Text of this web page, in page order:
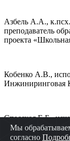
Азбель А.А.,
преподаватель
проекта
Кобенко А.В.,
Инжиниринговая
Спасская Е.Б.,
Санкт-Петербурга
Мы
согласно